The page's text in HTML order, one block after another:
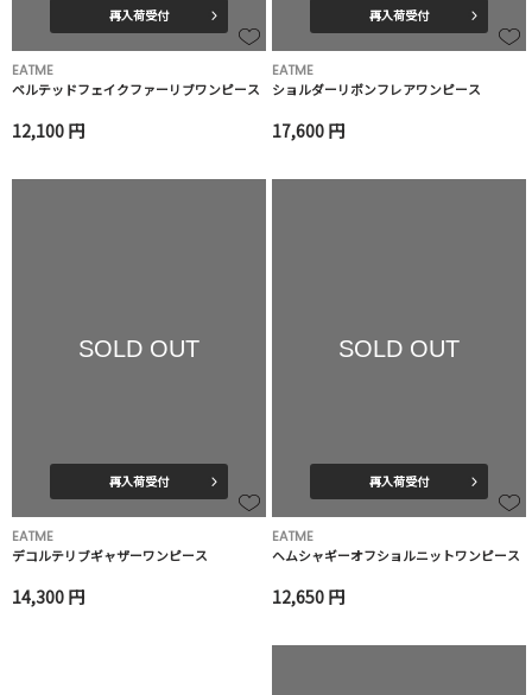
再入荷受付
EATME
ベルテッドフェイクファーリブワンピース
12,100 円
再入荷受付
EATME
ショルダーリボンフレアワンピース
17,600 円
SOLD OUT
再入荷受付
EATME
デコルテリブギャザーワンピース
14,300 円
SOLD OUT
再入荷受付
EATME
ヘムシャギーオフショルニットワンピース
12,650 円